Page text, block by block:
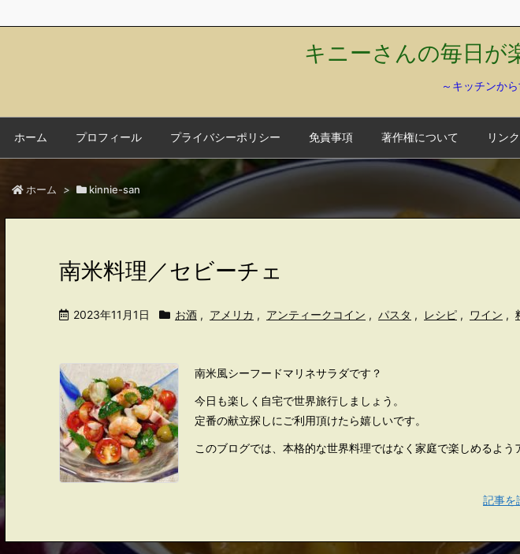
キニーさんの毎日が
～キッチンか
ホーム プロフィール プライバシーポリシー 免責事項 著作権について リン
ホーム > kinnie-san
南米料理／セビーチェ
2023年11月1日 お酒 , アメリカ , アンティークコイン , パスタ , レシピ , ワイン ,
南米風シーフードマリネサラダです？
今日も楽しく自宅で世界旅行しましょう。
定番の献立探しにご利用頂けたら嬉しいです。
このブログでは、本格的な世界料理ではなく家庭で楽しめるよ
記事を